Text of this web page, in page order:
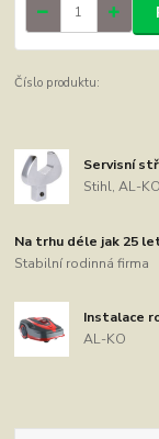
Číslo produktu:
Servisní
Stihl, AL-
Na trhu déle jak 25
Stabilní rodinná firma
Instalace
AL-KO